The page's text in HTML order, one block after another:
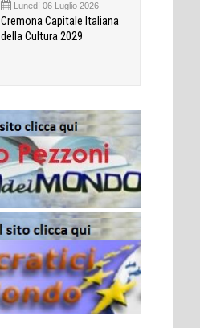
Lunedì 06 Luglio 2026
Cremona Capitale Italiana
della Cultura 2029